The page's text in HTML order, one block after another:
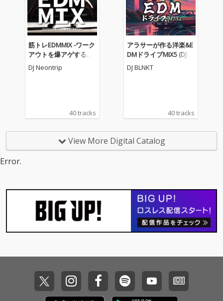
筋トレEDMMIX -ワーク
アウトを爆アゲする神
洋楽&最新EDM- (DJ MI
X)
DJ Neontrip
40 tracks
アラサーが作る洋楽&E
DMドライブMIX5 (DJ M
IX)
DJ BLNKT
40 tracks
View More Digital Catalog
Error.